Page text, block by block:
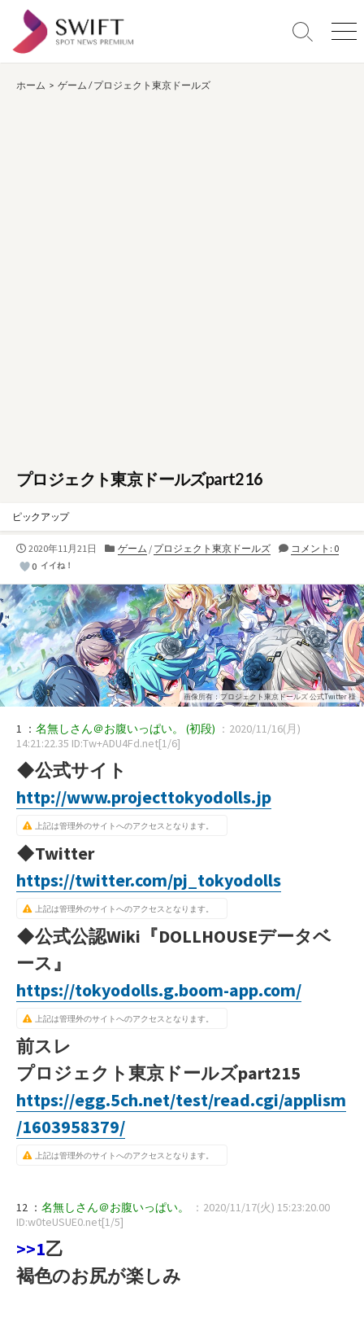
テ
検
メ
ホーム > ゲーム /プロジェクト東京ドールズ
プロジェクト東京ドールズpart216
ピックアップ
公
開
2020年11月21日
カ
リ
ー
ゲーム / プロジェクト東京ドールズ
コメント: 0
0 イイね！
画像所有：プロジェクト東京ドールズ 公式Twitter 様
1 ： 名無しさん＠お腹いっぱい。 (初段) ：2020/11/16(月)
14:21:22.35 ID:Tw+ADU4Fd.net[1/6]
◆公式サイト
http://www.projecttokyodolls.jp
上記は管理外のサイトへのアクセスとなります。
◆Twitter
https://twitter.com/pj_tokyodolls
上記は管理外のサイトへのアクセスとなります。
◆公式公認Wiki『DOLLHOUSEデータベ
ース』
https://tokyodolls.g.boom-app.com/
上記は管理外のサイトへのアクセスとなります。
前スレ
プロジェクト東京ドールズpart215
https://egg.5ch.net/test/read.cgi/applism
/1603958379/
上記は管理外のサイトへのアクセスとなります。
12 ： 名無しさん＠お腹いっぱい。
：2020/11/17(火) 15:23:20.00
ID:w0teUSUE0.net[1/5]
>>1乙
褐色のお尻が楽しみ